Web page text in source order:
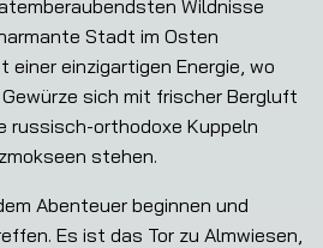
Wildnisse
Stadt im Osten
einzigartigen Energie, wo
sich mit frischer Bergluft
russisch-orthodoxe Kuppeln
stehen.
Abenteuer beginnen und
Es ist das Tor zu Almwiesen,